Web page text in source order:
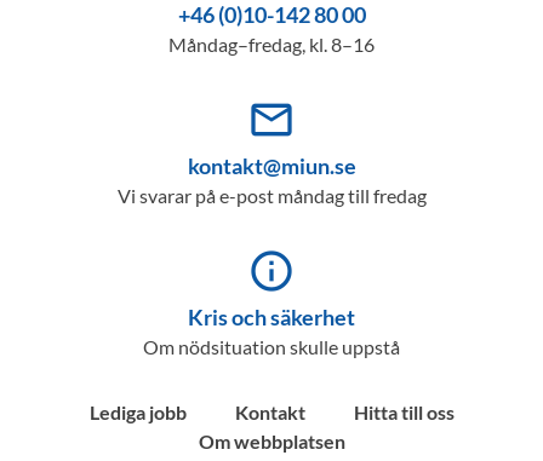
+46 (0)10-142 80 00
Måndag–fredag, kl. 8–16
mail_outline
kontakt@miun.se
Vi svarar på e-post måndag till fredag
info_outline
Kris och säkerhet
Om nödsituation skulle uppstå
Lediga jobb Kontakt
Hitta till oss
Om webbplatsen